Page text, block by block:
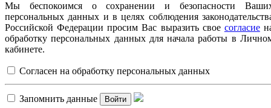
Мы беспокоимся о сохранении и безопасности
персональных данных и в целях соблюдения
Российской Федерации просим Вас выразить свое согласие
обработку персональных данных для начала работы в
кабинете.
Согласен на обработку персональных данных
Запомнить данные Войти